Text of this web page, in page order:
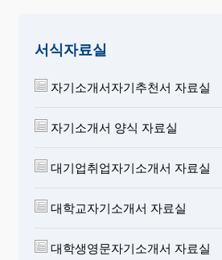
서식자료실
자기소개서자기추천서 자료실
자기소개서 양식 자료실
대기업취업자기소개서 자료실
대학교자기소개서 자료실
대학생영문자기소개서 자료실